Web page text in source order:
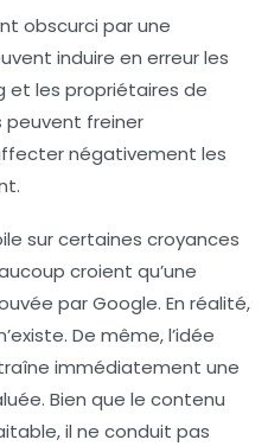
obscurci par une
induire en erreur les
et les propriétaires de
peuvent freiner
négativement les
.
sur certaines croyances
croient qu’une
par Google. En réalité,
De même, l’idée
immédiatement une
Bien que le contenu
il ne conduit pas